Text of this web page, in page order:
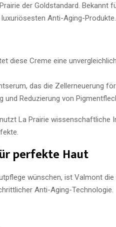
der Goldstandard. Bekannt
Anti-Aging-Produkte.
diese Creme eine
das die Zellerneuerung
Reduzierung von
La Prairie wissenschaftliche
perfekte Haut
wünschen, ist Valmont die
Anti-Aging-Technologie.